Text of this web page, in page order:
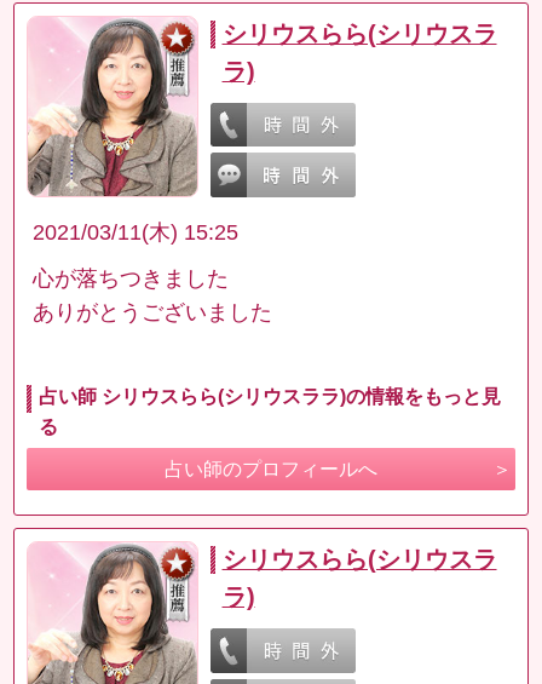
シリウスらら(シリウスラ
ラ)
2021/03/11(木) 15:25
心が落ちつきました
ありがとうございました
占い師 シリウスらら(シリウスララ)の情報をもっと見
る
占い師のプロフィールへ
シリウスらら(シリウスラ
ラ)